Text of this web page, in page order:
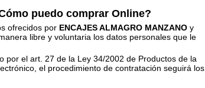
puedo comprar Online?
ofrecidos por ENCAJES ALMAGRO MANZANO y
libre y voluntaria los datos personales que le
por el art. 27 de la Ley 34/2002 de Productos de la
el procedimiento de contratación seguirá los